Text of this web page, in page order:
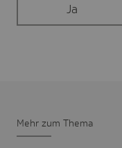
Ja
Mehr zum Thema